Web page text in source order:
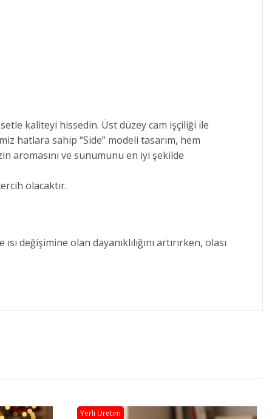
kaliteyi hissedin. Üst düzey cam işçiliği ile
hatlara sahip “Side” modeli tasarım, hem
aromasını ve sunumunu en iyi şekilde
olacaktır.
olan dayanıklılığını artırırken, olası
Yerli Üretim